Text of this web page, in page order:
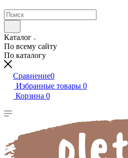
Каталог
По всему сайту
По каталогу
Сравнение0
Избранные товары 0
Корзина 0